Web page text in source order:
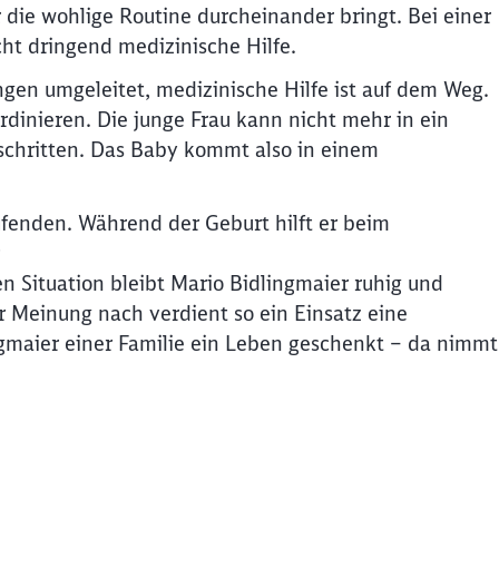
wohlige Routine durcheinander bringt. Bei einer
dringend medizinische Hilfe.
umgeleitet, medizinische Hilfe ist auf dem Weg.
Die junge Frau kann nicht mehr in ein
Das Baby kommt also in einem
Während der Geburt hilft er beim
Situation bleibt Mario Bidlingmaier ruhig und
nach verdient so ein Einsatz eine
einer Familie ein Leben geschenkt – da nimmt